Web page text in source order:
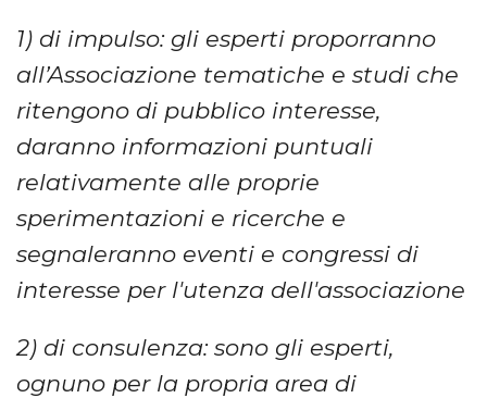
1) di impulso: gli esperti proporranno
all’Associazione tematiche e studi che
ritengono di pubblico interesse,
daranno informazioni puntuali
relativamente alle proprie
sperimentazioni e ricerche e
segnaleranno eventi e congressi di
interesse per l'utenza dell'associazione
2) di consulenza: sono gli esperti,
ognuno per la propria area di